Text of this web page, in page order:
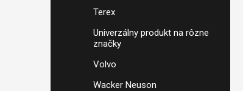
Terex
Univerzálny produkt na rôzne
značky
Volvo
Wacker Neuson